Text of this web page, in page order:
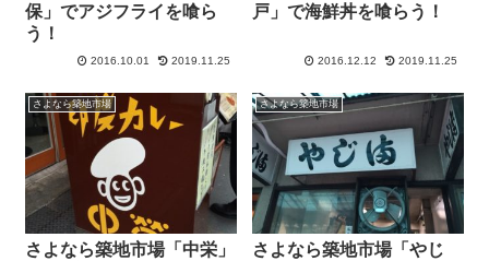
保」でアジフライを喰ら
う！
2016.10.01 2019.11.25
戸」で海鮮丼を喰らう！
2016.12.12 2019.11.25
さよなら築地市場
さよなら築地市場「中栄」
さよなら築地市場
さよなら築地市場「やじ